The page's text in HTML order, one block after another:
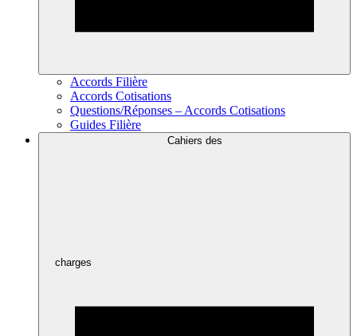
Accords Filière
Accords Cotisations
Questions/Réponses – Accords Cotisations
Guides Filière
Cahiers des
charges